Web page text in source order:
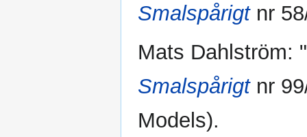
Smalspårigtnr
Mats Dahlström:
Smalspårigtnr
Models).